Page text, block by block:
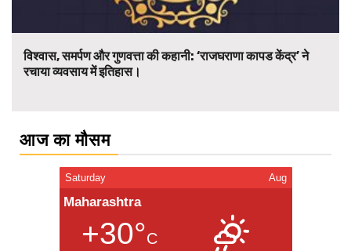
विश्वास, समर्पण और गुणवत्ता की कहानी: ‘राजघराणा कापड केंद्र’ ने
रचाया व्यवसाय में इतिहास।
आज का मौसम
Saturday Aug
Maharashtra
+30°C